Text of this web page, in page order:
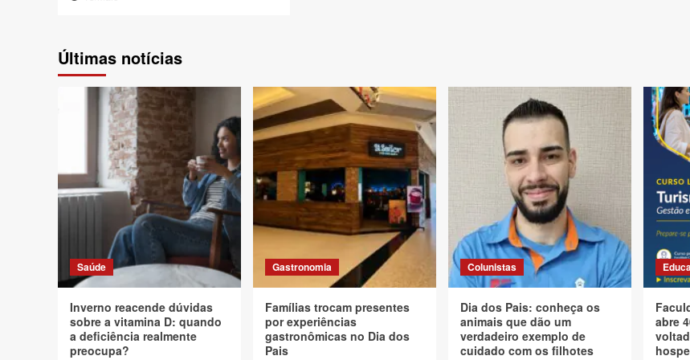
Últimas notícias
Saúde
Inverno reacende dúvidas
sobre a vitamina D: quando
a deficiência realmente
preocupa?
Gastronomia
Famílias trocam presentes
por experiências
gastronômicas no Dia dos
Pais
Colunistas
Dia dos Pais: conheça os
animais que dão um
verdadeiro exemplo de
cuidado com os filhotes
abre